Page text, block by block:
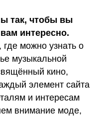
так, чтобы вы
интересно.
можно узнать о
музыкальной
кино,
элемент сайта
и интересам
внимание моде,